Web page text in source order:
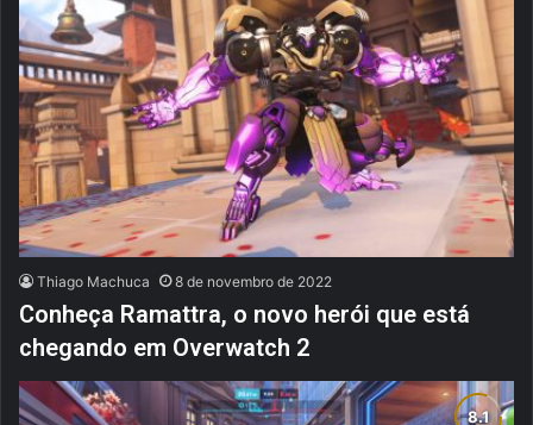
Thiago Machuca 8 de novembro de 2022
Conheça Ramattra, o novo herói que está
chegando em Overwatch 2